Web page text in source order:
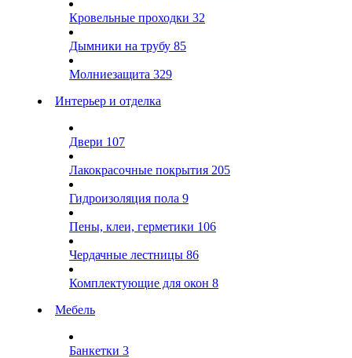
Кровельные проходки 32
Дымники на трубу 85
Молниезащита 329
Интерьер и отделка
Двери 107
Лакокрасочные покрытия 205
Гидроизоляция пола 9
Пены, клеи, герметики 106
Чердачные лестницы 86
Комплектующие для окон 8
Мебель
Банкетки 3